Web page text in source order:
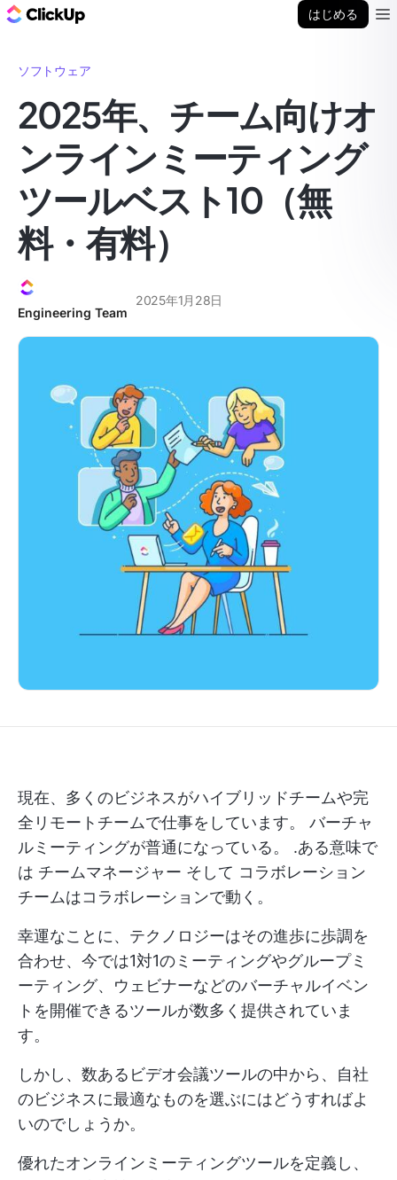
はじめる
ソフトウェア
2025年、チーム向けオ
ンラインミーティング
ツールベスト10（無
料・有料）
Engineering Team
2025年1月28日
現在、多くのビジネスがハイブリッドチームや完
全リモートチームで仕事をしています。 バーチャ
ルミーティングが普通になっている。
.ある意味で
は チームマネージャー そして コラボレーション
チームはコラボレーションで動く。
幸運なことに、テクノロジーはその進歩に歩調を
合わせ、今では1対1のミーティングやグループミ
ーティング、ウェビナーなどのバーチャルイベン
トを開催できるツールが数多く提供されていま
す。
しかし、数あるビデオ会議ツールの中から、自社
のビジネスに最適なものを選ぶにはどうすればよ
いのでしょうか。
優れたオンラインミーティングツールを定義し、